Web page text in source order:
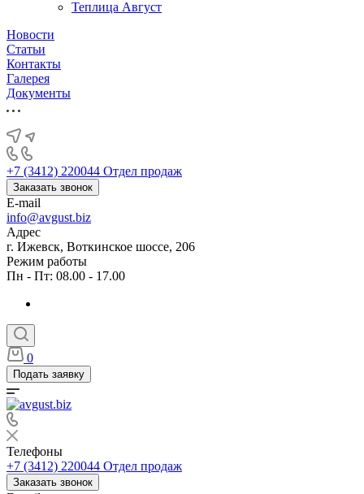
Теплица Август
Новости
Статьи
Контакты
Галерея
Документы
+7 (3412) 220044 Отдел продаж
Заказать звонок
E-mail
info@avgust.biz
Адрес
г. Ижевск, Воткинское шоссе, 206
Режим работы
Пн - Пт: 08.00 - 17.00
0
Подать заявку
Телефоны
+7 (3412) 220044 Отдел продаж
Заказать звонок